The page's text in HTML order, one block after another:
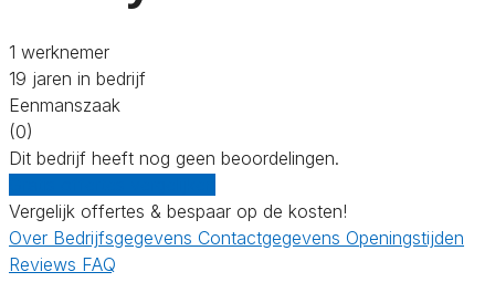
1 werknemer
19 jaren in bedrijf
Eenmanszaak
(0)
Dit bedrijf heeft nog geen beoordelingen.
Vergelijk offertes & bespaar op de kosten!
Over Bedrijfsgegevens Contactgegevens Openingstijden
Reviews FAQ